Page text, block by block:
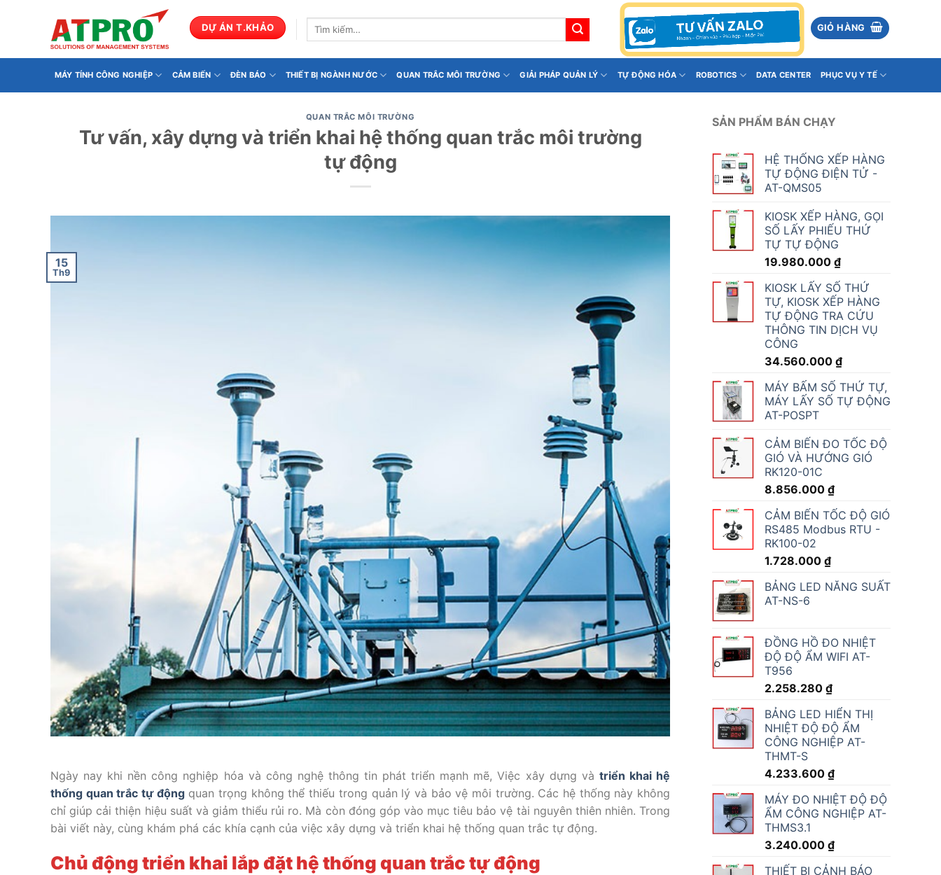
dung
DỰ ÁN T.KHẢO
Tìm
GIỎ HÀNG
MÁY TÍNH CÔNG NGHIỆP CẢM BIẾN ĐÈN BÁO THIẾT BỊ NGÀNH NƯỚC QUAN TRẮC MÔI TRƯỜNG GIẢI PHÁP QUẢN LÝ TỰ ĐỘNG HÓA ROBOTICS DATA CENTER PHỤC VỤ Y TẾ
QUAN TRẮC MÔI TRƯỜNG
Tư vấn, xây dựng và triển khai hệ thống quan trắc môi trường
tự động
15
Th9
Ngày nay khi nền công nghiệp hóa và công nghệ thông tin phát triển mạnh mẽ, Việc xây dựng và triển khai hệ
thống quan trắc tự động quan trọng không thể thiếu trong quản lý và bảo vệ môi trường. Các hệ thống này không
chỉ giúp cải thiện hiệu suất và giảm thiểu rủi ro. Mà còn đóng góp vào mục tiêu bảo vệ tài nguyên thiên nhiên. Trong
bài viết này, cùng khám phá các khía cạnh của việc xây dựng và triển khai hệ thống quan trắc tự động.
Chủ động triển khai lắp đặt hệ thống quan trắc tự động
SẢN PHẨM BÁN CHẠY
HỆ THỐNG XẾP HÀNG
TỰ ĐỘNG ĐIỆN TỬ -
AT-QMS05
KIOSK XẾP HÀNG, GỌI
SỐ LẤY PHIẾU THỨ
TỰ TỰ ĐỘNG
19.980.000 ₫
KIOSK LẤY SỐ THỨ
TỰ, KIOSK XẾP HÀNG
TỰ ĐỘNG TRA CỨU
THÔNG TIN DỊCH VỤ
CÔNG
34.560.000 ₫
MÁY BẤM SỐ THỨ TỰ,
MÁY LẤY SỐ TỰ ĐỘNG
AT-POSPT
CẢM BIẾN ĐO TỐC ĐỘ
GIÓ VÀ HƯỚNG GIÓ
RK120-01C
8.856.000 ₫
CẢM BIẾN TỐC ĐỘ GIÓ
RS485 Modbus RTU -
RK100-02
1.728.000 ₫
BẢNG LED NĂNG SUẤT
AT-NS-6
ĐỒNG HỒ ĐO NHIỆT
ĐỘ ĐỘ ẨM WIFI AT-
T956
2.258.280 ₫
BẢNG LED HIỂN THỊ
NHIỆT ĐỘ ĐỘ ẨM
CÔNG NGHIỆP AT-
THMT-S
4.233.600 ₫
MÁY ĐO NHIỆT ĐỘ ĐỘ
ẨM CÔNG NGHIỆP AT-
THMS3.1
3.240.000 ₫
THIẾT BỊ CẢNH BÁO